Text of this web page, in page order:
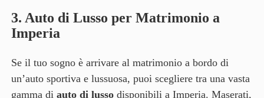
3. Auto di Lusso per Matrimonio a
Imperia
Se il tuo sogno è arrivare al matrimonio a bordo di
un’auto sportiva e lussuosa, puoi scegliere tra una vasta
gamma di auto di lussodisponibili a Imperia. Maserati,